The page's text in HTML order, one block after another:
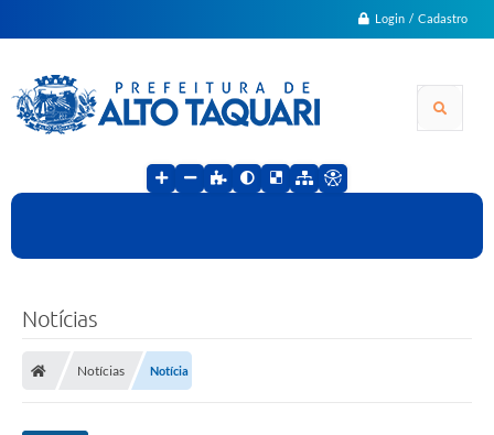
Login / Cadastro
Notícias
Notícias Notícia